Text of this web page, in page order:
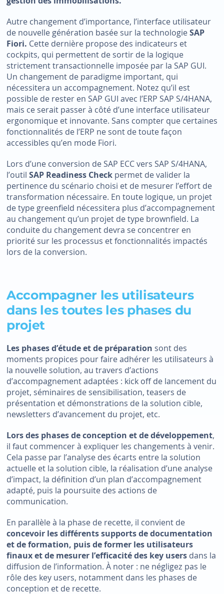
Autre changement d’importance, l’interface utilisateur
de nouvelle génération basée sur la technologieSAP
Fiori. Cette dernière propose des indicateurs et
cockpits, qui permettent de sortir de la logique
strictement transactionnelle imposée par la SAP GUI.
Un changement de paradigme important, qui
nécessitera un accompagnement. Notez qu’il est
possible de rester en SAP GUI avec l’ERP SAP S/4HANA,
mais ce serait passer à côté d’une interface utilisateur
ergonomique et innovante. Sans compter que certaines
fonctionnalités de l’ERP ne sont de toute façon
accessibles qu’en mode Fiori.
Lors d’une conversion de SAP ECC vers SAP S/4HANA,
l’outil SAP Readiness Check permet de valider la
pertinence du scénario choisi et de mesurer l’effort de
transformation nécessaire. En toute logique, un projet
de type greenfield nécessitera plus d’accompagnement
au changement qu’un projet de type brownfield. La
conduite du changement devra se concentrer en
priorité sur les processus et fonctionnalités impactés
lors de la conversion.
Accompagner les utilisateurs
dans les toutes les phases du
projet
Les phases d’étude et de préparation sont des
moments propices pour faire adhérer les utilisateurs à
la nouvelle solution, au travers d’actions
d’accompagnement adaptées : kick off de lancement du
projet, séminaires de sensibilisation, teasers de
présentation et démonstrations de la solution cible,
newsletters d’avancement du projet, etc.
Lors des phases de conception et de développement,
il faut commencer à expliquer les changements à venir.
Cela passe par l’analyse des écarts entre la solution
actuelle et la solution cible, la réalisation d’une analyse
d’impact, la définition d’un plan d’accompagnement
adapté, puis la poursuite des actions de
communication.
En parallèle à la phase de recette, il convient de
concevoir les différents supports de documentation
et de formation, puis de former les utilisateurs
finaux et de mesurer l’efficacité des key users dans la
diffusion de l’information. À noter : ne négligez pas le
rôle des key users, notamment dans les phases de
conception et de recette.